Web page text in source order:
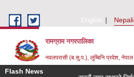
English
Nepali
रामग्राम नगरपालिका
नवलपरासी (ब.सु.प.), लुम्बिनि प्रदेश, नेपाल
Flash News